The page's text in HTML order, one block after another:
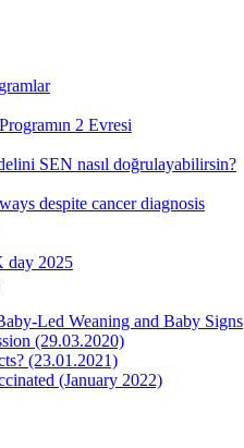
2 Evresi
SEN nasıl doğrulayabilirsin?
despite cancer diagnosis
day 2025
Led Weaning and Baby Signs
(29.03.2020)
(23.01.2021)
(January 2022)